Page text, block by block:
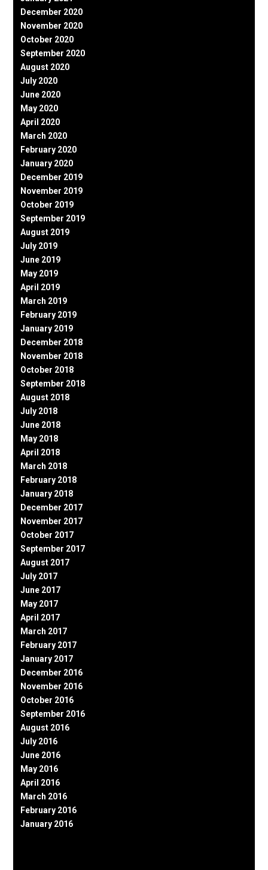
December 2020
November 2020
October 2020
September 2020
August 2020
July 2020
June 2020
May 2020
April 2020
March 2020
February 2020
January 2020
December 2019
November 2019
October 2019
September 2019
August 2019
July 2019
June 2019
May 2019
April 2019
March 2019
February 2019
January 2019
December 2018
November 2018
October 2018
September 2018
August 2018
July 2018
June 2018
May 2018
April 2018
March 2018
February 2018
January 2018
December 2017
November 2017
October 2017
September 2017
August 2017
July 2017
June 2017
May 2017
April 2017
March 2017
February 2017
January 2017
December 2016
November 2016
October 2016
September 2016
August 2016
July 2016
June 2016
May 2016
April 2016
March 2016
February 2016
January 2016